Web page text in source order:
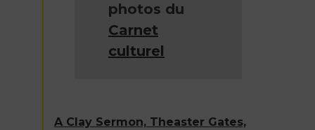
photos du
Carnet
culturel
A Clay Sermon, Theaster Gates,